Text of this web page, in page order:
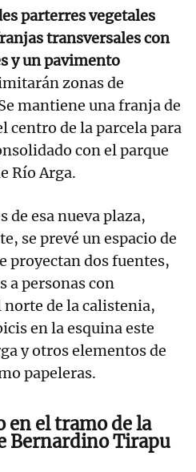
parterres vegetales
transversales con
y un pavimento
zonas de
mantiene una franja de
centro de la parcela para
con el parque
Río Arga.
de esa nueva plaza,
se prevé un espacio de
proyectan dos fuentes,
a personas con
de la calistenia,
en la esquina este
y otros elementos de
papeleras.
el tramo de la
Bernardino Tirapu